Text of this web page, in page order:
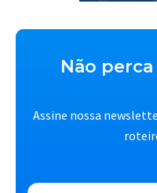
Não
Assine nossa
E-